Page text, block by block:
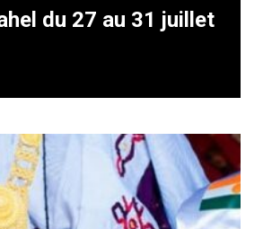
du 27 au 31 juillet